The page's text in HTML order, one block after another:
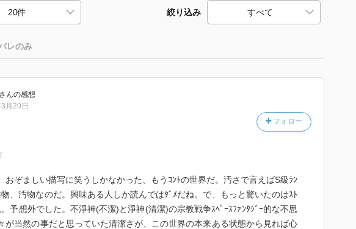
絞り込み
レのみ
さんの感想
フォロー
月20日
おぞましい描写に笑うしかなかった、もうｺﾝﾄの世界だ。汚さで言えばS級ﾗﾝ
、汚物なのだ。興味ある人しか読んではﾀﾞﾒだね。で、もっと驚いたのはｽﾄ
予想外でした。不淨神(不潔)と淨神(清潔)の宗教戦争ｽﾍﾟｰｽﾌｧﾝﾀｼﾞｰ的な不思
が当然の事だと思っていた清潔さが、この世界の本来ある状態から見れば心